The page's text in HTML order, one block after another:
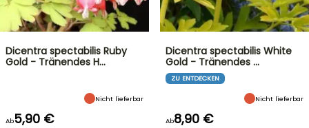
Dicentra spectabilis Ruby
Gold - Tränendes H…
Nicht lieferbar
Ab5,90 €
Dicentra spectabilis White
Gold - Tränendes …
ZU ENTDECKEN
Nicht lieferbar
Ab8,90 €